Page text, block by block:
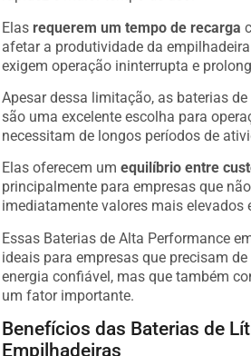
Elas
requerem um tempo de recarga
afetar a produtividade da
exigem operação ininterrupta e
Apesar dessa limitação, as baterias
são uma excelente escolha para
necessitam de longos períodos de
Elas oferecem um equilíbrio entre
principalmente para empresas que
imediatamente valores mais elevados
Essas Baterias de Alta Performance
ideais para empresas que precisam
energia confiável, mas que também
um fator importante.
Benefícios das Baterias de
Empilhadeiras